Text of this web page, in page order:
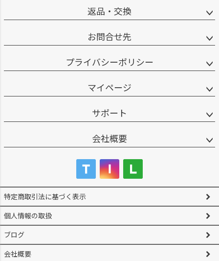
返品・交換
お問合せ先
プライバシーポリシー
マイページ
サポート
会社概要
特定商取引法に基づく表示
個人情報の取扱
ブログ
会社概要